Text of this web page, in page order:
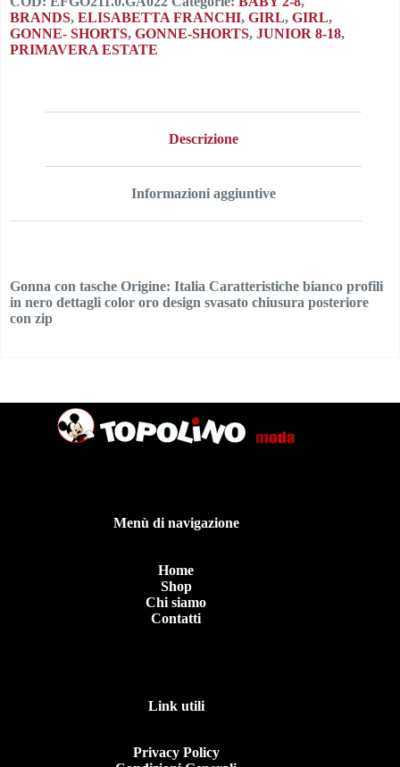
BRANDS, ELISABETTA FRANCHI, GIRL, GIRL,
GONNE- SHORTS, GONNE-SHORTS, JUNIOR 8-18,
PRIMAVERA ESTATE
Descrizione
Informazioni aggiuntive
Gonna con tasche Origine: Italia Caratteristiche bianco profili
in nero dettagli color oro design svasato chiusura posteriore
con zip
Menù di navigazione
Home
Shop
Chi siamo
Contatti
Link utili
Privacy Policy